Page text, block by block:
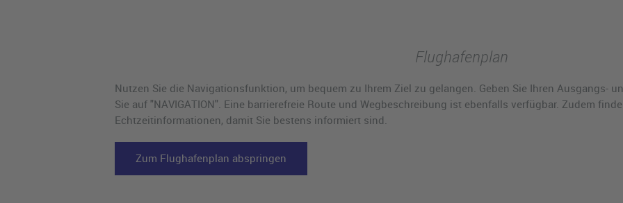
Flughafenplan
Nutzen Sie die Navigationsfunktion, um bequem zu Ihrem Ziel zu gelangen. Geben Sie Ihren Ausgangs-
Sie auf "NAVIGATION". Eine barrierefreie Route und Wegbeschreibung ist ebenfalls verfügbar. Zudem
Echtzeitinformationen, damit Sie bestens informiert sind.
Zum Flughafenplan abspringen